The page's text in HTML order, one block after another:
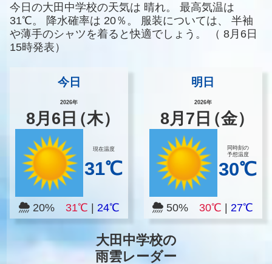
今日の大田中学校の天気は 晴れ。
最高気温は
31℃。
降水確率は 20％。 服装については、
半袖
や薄手のシャツを着ると快適でしょう。
（ 8月6日
15時発表）
今日
2026年
8月 6 日（木）
現在温度
31℃
20% 31℃ 24℃
明日
2026年
8月 7 日（金）
同時刻の
予想温度
30℃
50%30℃ |27℃
大田中学校の
雨雲レーダー